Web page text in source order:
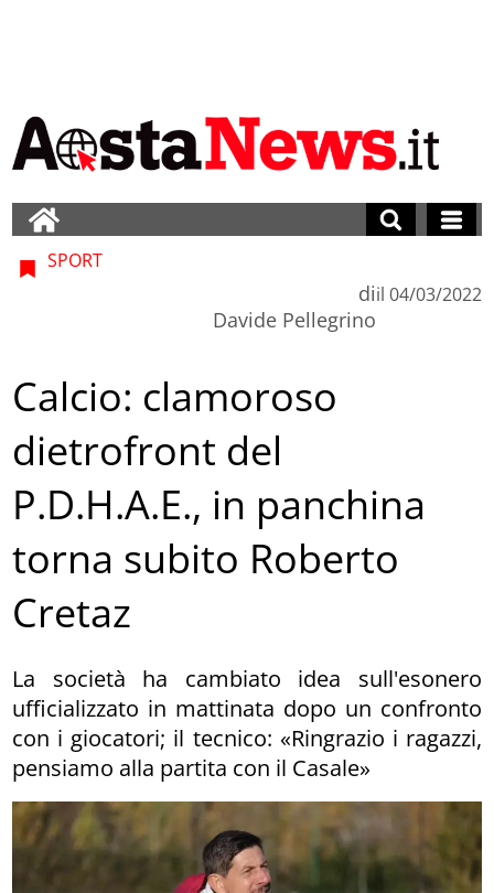
SPORT
di
Davide Pellegrino
il 04/03/2022
Calcio: clamoroso
dietrofront del
P.D.H.A.E., in panchina
torna subito Roberto
Cretaz
La società ha cambiato idea sull'esonero
ufficializzato in mattinata dopo un confronto
con i giocatori; il tecnico: «Ringrazio i ragazzi,
pensiamo alla partita con il Casale»